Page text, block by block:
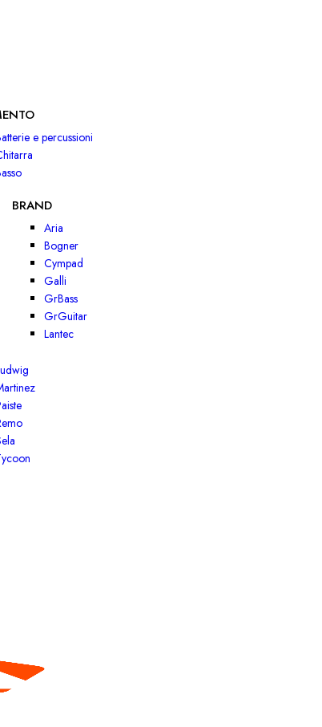
e percussioni
BRAND
Aria
Bogner
Cympad
Galli
GrBass
GrGuitar
Lantec